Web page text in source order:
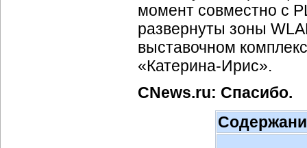
момент совместно с
развернуты зоны
выставочном
«Катерина-Ирис».
CNews.ru: Спасибо.